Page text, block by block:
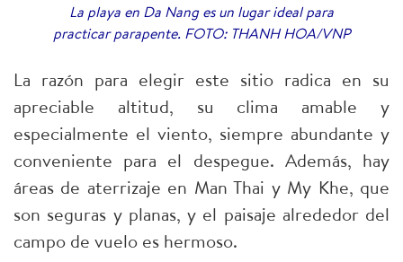
La playa en Da Nang es un lugar ideal para
practicar parapente. FOTO: THANH HOA/VNP
La razón para elegir este sitio radica en su
apreciable altitud, su clima amable y
especialmente el viento, siempre abundante y
conveniente para el despegue. Además, hay
áreas de aterrizaje en Man Thai y My Khe, que
son seguras y planas, y el paisaje alrededor del
campo de vuelo es hermoso.